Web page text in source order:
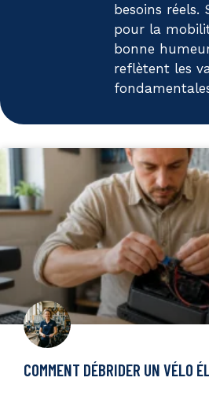
besoins réels.
pour la
bonne
reflètent les
COMMENT DÉBRIDER UN VÉLO